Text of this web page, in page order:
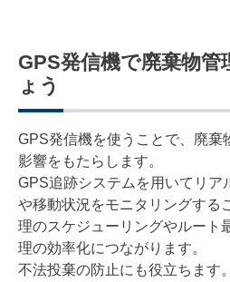
GPS発信機で廃棄物管
ょう
GPS発信機を使うことで、廃棄
影響をもたらします。
GPS追跡システムを用いてリア
や移動状況をモニタリングする
理のスケジューリングやルート
理の効率化につながります。
不法投棄の防止にも役立ちます。